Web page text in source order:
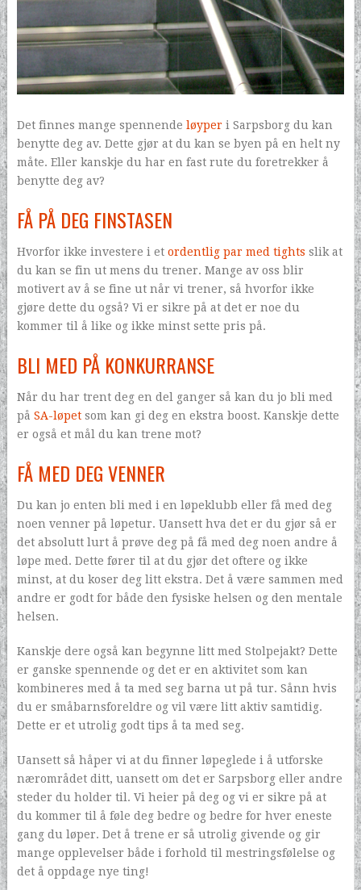
Det finnes mange spennende løyperi Sarpsborg du kan
benytte deg av. Dette gjør at du kan se byen på en helt ny
måte. Eller kanskje du har en fast rute du foretrekker å
benytte deg av?
FÅ PÅ DEG FINSTASEN
Hvorfor ikke investere i et ordentlig par med tights slik at
du kan se fin ut mens du trener. Mange av oss blir
motivert av å se fine ut når vi trener, så hvorfor ikke
gjøre dette du også? Vi er sikre på at det er noe du
kommer til å like og ikke minst sette pris på.
BLI MED PÅ KONKURRANSE
Når du har trent deg en del ganger så kan du jo bli med
på SA-løpetsom kan gi deg en ekstra boost. Kanskje dette
er også et mål du kan trene mot?
FÅ MED DEG VENNER
Du kan jo enten bli med i en løpeklubb eller få med deg
noen venner på løpetur. Uansett hva det er du gjør så er
det absolutt lurt å prøve deg på få med deg noen andre å
løpe med. Dette fører til at du gjør det oftere og ikke
minst, at du koser deg litt ekstra. Det å være sammen med
andre er godt for både den fysiske helsen og den mentale
helsen.
Kanskje dere også kan begynne litt med Stolpejakt? Dette
er ganske spennende og det er en aktivitet som kan
kombineres med å ta med seg barna ut på tur. Sånn hvis
du er småbarnsforeldre og vil være litt aktiv samtidig.
Dette er et utrolig godt tips å ta med seg.
Uansett så håper vi at du finner løpeglede i å utforske
nærområdet ditt, uansett om det er Sarpsborg eller andre
steder du holder til. Vi heier på deg og vi er sikre på at
du kommer til å føle deg bedre og bedre for hver eneste
gang du løper. Det å trene er så utrolig givende og gir
mange opplevelser både i forhold til mestringsfølelse og
det å oppdage nye ting!